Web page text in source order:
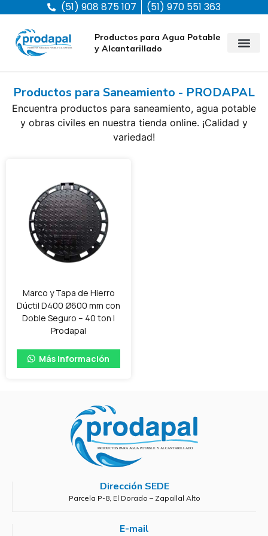
(51) 908 875 107 (51) 970 551 363
Productos para Agua Potable
y Alcantarillado
Productos para Saneamiento - PRODAPAL
Encuentra productos para saneamiento, agua potable
y obras civiles en nuestra tienda online. ¡Calidad y
variedad!
Marco y Tapa de Hierro
Dúctil D400 Ø600 mm con
Doble Seguro – 40 ton |
Prodapal
Más información
Dirección SEDE
Parcela P-8, El Dorado – Zapallal Alto
E-mail